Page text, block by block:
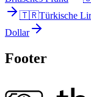
🇹🇷Türkische
Dollar
Footer